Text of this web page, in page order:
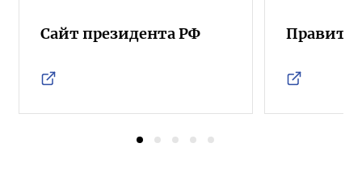
Сайт президента РФ